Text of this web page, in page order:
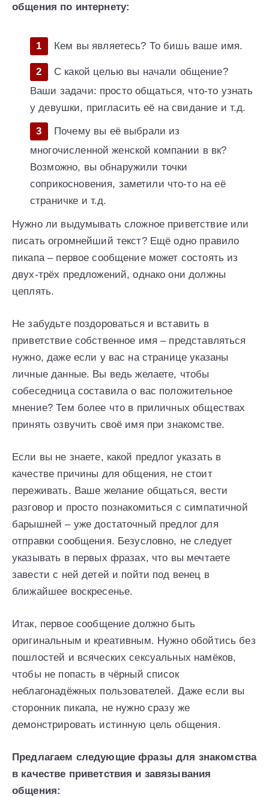
общения по интернету:
Кем вы являетесь? То бишь ваше имя.
С какой целью вы начали общение?
Ваши задачи: просто общаться, что-то узнать
у девушки, пригласить её на свидание и т.д.
Почему вы её выбрали из
многочисленной женской компании в вк?
Возможно, вы обнаружили точки
соприкосновения, заметили что-то на её
страничке и т.д.
Нужно ли выдумывать сложное приветствие или
писать огромнейший текст? Ещё одно правило
пикапа – первое сообщение может состоять из
двух-трёх предложений, однако они должны
цеплять.
Не забудьте поздороваться и вставить в
приветствие собственное имя – представляться
нужно, даже если у вас на странице указаны
личные данные. Вы ведь желаете, чтобы
собеседница составила о вас положительное
мнение? Тем более что в приличных обществах
принять озвучить своё имя при знакомстве.
Если вы не знаете, какой предлог указать в
качестве причины для общения, не стоит
переживать. Ваше желание общаться, вести
разговор и просто познакомиться с симпатичной
барышней – уже достаточный предлог для
отправки сообщения. Безусловно, не следует
указывать в первых фразах, что вы мечтаете
завести с ней детей и пойти под венец в
ближайшее воскресенье.
Итак, первое сообщение должно быть
оригинальным и креативным. Нужно обойтись без
пошлостей и всяческих сексуальных намёков,
чтобы не попасть в чёрный список
неблагонадёжных пользователей. Даже если вы
сторонник пикапа, не нужно сразу же
демонстрировать истинную цель общения.
Предлагаем следующие фразы для знакомства
в качестве приветствия и завязывания
общения: